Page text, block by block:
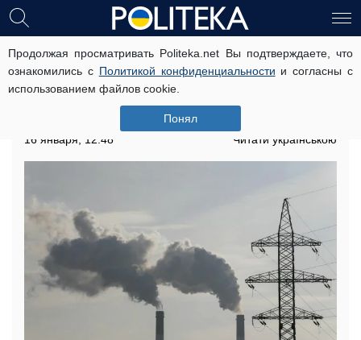
Продолжая просматривать Politeka.net Вы подтверждаете, что
ознакомились с Политикой конфиденциальности и согласны с
использованием файлов cookie.
Понял
ТЭС государственного
"Центрэнерго" переведут на
газомазутные блоки из-за
отсутствия угля на складах
16 января, 12:48 Читати українською